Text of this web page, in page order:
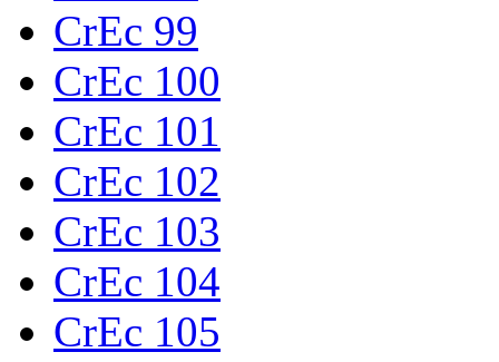
CrEc 99
CrEc 100
CrEc 101
CrEc 102
CrEc 103
CrEc 104
CrEc 105